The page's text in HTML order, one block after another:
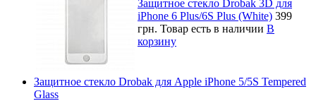
Защитное стекло Drobak 3D для
iPhone 6 Plus/6S Plus (White) 399
грн. Товар есть в наличии В
корзину
Защитное стекло Drobak для Apple iPhone 5/5S Tempered
Glass